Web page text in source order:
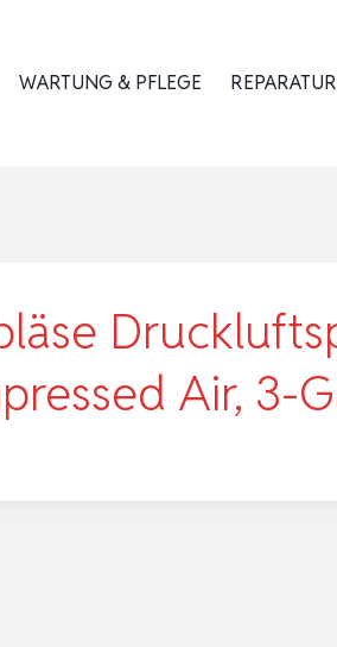
WARTUNG & PFLEGE
Air, 3-